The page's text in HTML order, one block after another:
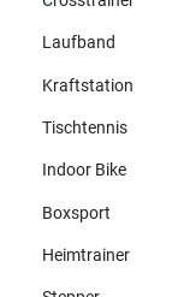
Laufband
Kraftstation
Tischtennis
Indoor Bike
Boxsport
Heimtrainer